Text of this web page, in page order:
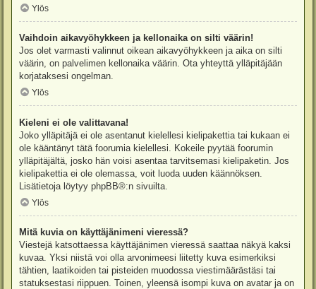
Ylös
Vaihdoin aikavyöhykkeen ja kellonaika on silti väärin!
Jos olet varmasti valinnut oikean aikavyöhykkeen ja aika on silti
väärin, on palvelimen kellonaika väärin. Ota yhteyttä ylläpitäjään
korjataksesi ongelman.
Ylös
Kieleni ei ole valittavana!
Joko ylläpitäjä ei ole asentanut kielellesi kielipakettia tai kukaan ei
ole kääntänyt tätä foorumia kielellesi. Kokeile pyytää foorumin
ylläpitäjältä, josko hän voisi asentaa tarvitsemasi kielipaketin. Jos
kielipakettia ei ole olemassa, voit luoda uuden käännöksen.
Lisätietoja löytyy phpBB®:n sivuilta.
Ylös
Mitä kuvia on käyttäjänimeni vieressä?
Viestejä katsottaessa käyttäjänimen vieressä saattaa näkyä kaksi
kuvaa. Yksi niistä voi olla arvonimeesi liitetty kuva esimerkiksi
tähtien, laatikoiden tai pisteiden muodossa viestimäärästäsi tai
statuksestasi riippuen. Toinen, yleensä isompi kuva on avatar ja on